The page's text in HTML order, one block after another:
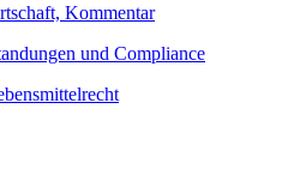
Kommentar
und Compliance